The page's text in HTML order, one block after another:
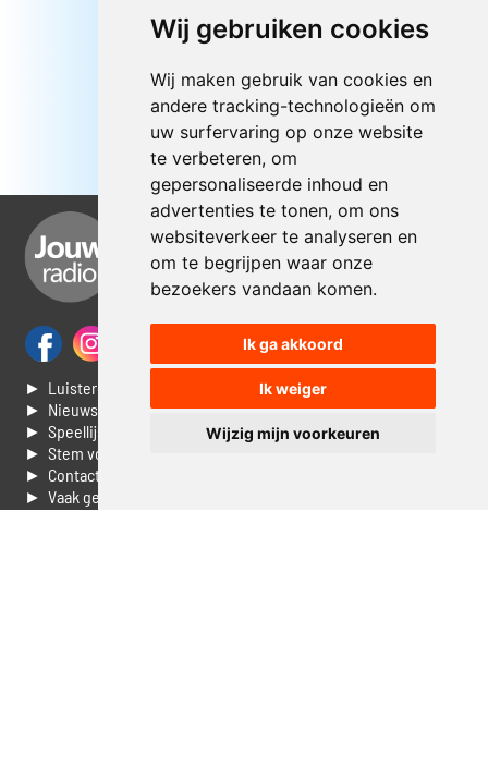
Wij gebruiken cookies
Wij maken gebruik van cookies en
andere tracking-technologieën om
uw surfervaring op onze website
te verbeteren, om
gepersonaliseerde inhoud en
advertenties te tonen, om ons
websiteverkeer te analyseren en
om te begrijpen waar onze
bezoekers vandaan komen.
Ik ga akkoord
Ik weiger
Wijzig mijn voorkeuren
► Luisteren naar Jouwradio
► Nieuws
► Speellijst
► Stem voor de Dag top 3
► Contacteer ons
► Vaak gestelde vragen